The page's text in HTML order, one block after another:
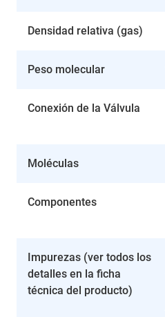
Densidad relativa (gas)
Peso molecular
Conexión de la Válvula
Moléculas
Componentes
Impurezas (ver todos los
detalles en la ficha
técnica del producto)